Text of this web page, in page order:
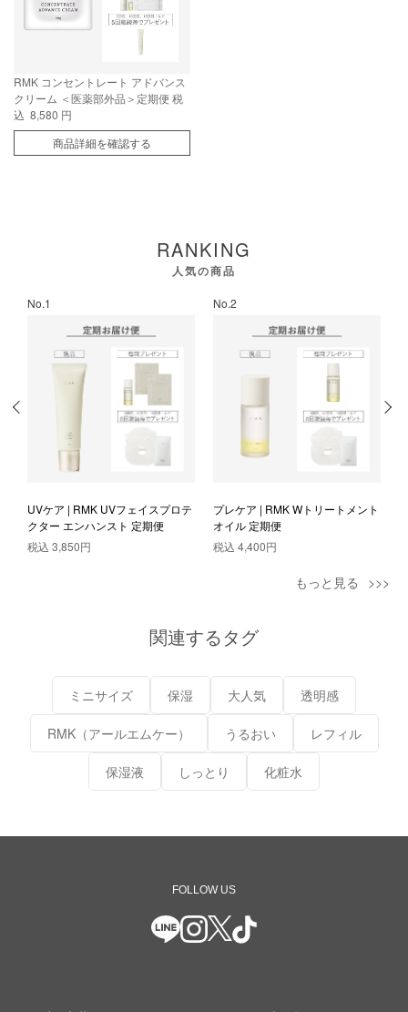
RMK コンセントレート アドバンス
クリーム ＜医薬部外品＞定期便 税
込 8,580 円
商品詳細を確認する
RANKING
人気の商品
No.1
UVケア | RMK UVフェイスプロテ
クター エンハンスト 定期便
税込 3,850円
No.2
プレケア | RMK Wトリートメント
オイル 定期便
税込 4,400円
もっと見る
関連するタグ
ミニサイズ 保湿 大人気 透明感
RMK（アールエムケー） うるおい レフィル
保湿液 しっとり 化粧水
FOLLOW US